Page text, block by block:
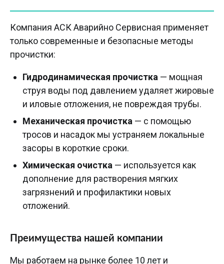
Компания АСК Аварийно Сервисная применяет
только современные и безопасные методы
прочистки:
Гидродинамическая прочистка — мощная
струя воды под давлением удаляет жировые
и иловые отложения, не повреждая трубы.
Механическая прочистка — с помощью
тросов и насадок мы устраняем локальные
засоры в короткие сроки.
Химическая очистка — используется как
дополнение для растворения мягких
загрязнений и профилактики новых
отложений.
Преимущества нашей компании
Мы работаем на рынке более 10 лет и